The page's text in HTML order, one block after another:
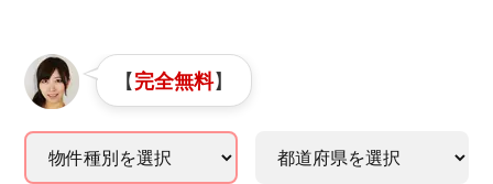
【完全無料】